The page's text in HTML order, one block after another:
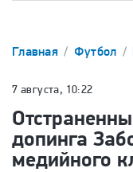
Главная Футбол
7 августа, 10:22
допинга
медийного